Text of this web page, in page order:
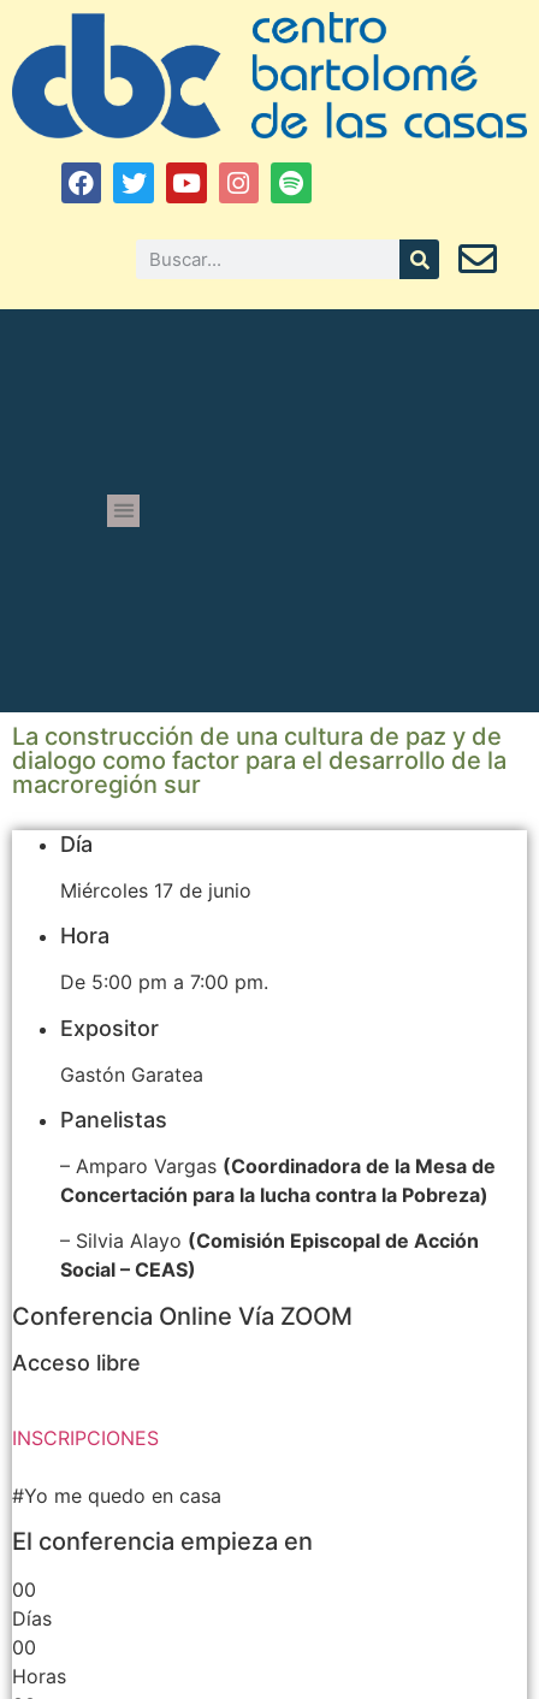
La construcción de una cultura de paz y de
dialogo como factor para el desarrollo de la
macroregión sur
Día
Miércoles 17 de junio
Hora
De 5:00 pm a 7:00 pm.
Expositor
Gastón Garatea
Panelistas
– Amparo Vargas (Coordinadora de la Mesa de
Concertación para la lucha contra la Pobreza)
– Silvia Alayo (Comisión Episcopal de Acción
Social – CEAS)
Conferencia Online Vía ZOOM
Acceso libre
INSCRIPCIONES
#Yo me quedo en casa
El conferencia empieza en
00
Días
00
Horas